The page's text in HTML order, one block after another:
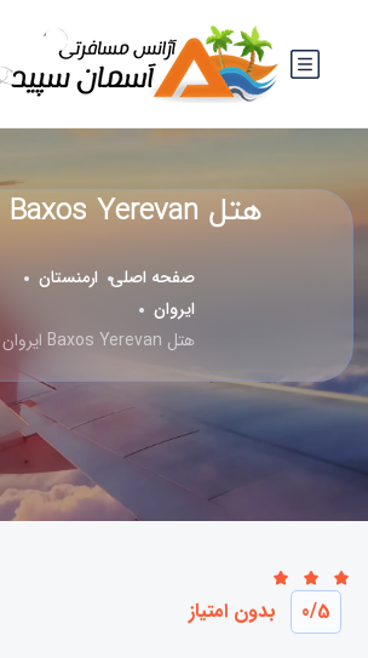
هتل Baxos Yerevan ایروان
صفحه اصلی ارمنستان
ایروان
هتل Baxos Yerevan ایروان
0/5 بدون امتیاز